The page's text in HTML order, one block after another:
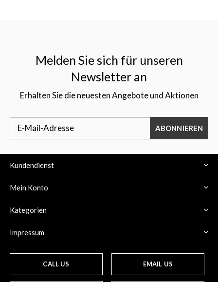
Melden Sie sich für unseren
Newsletter an
Erhalten Sie die neuesten Angebote und Aktionen
ABONNIEREN
Kundendienst
Mein Konto
Kategorien
Impressum
CALL US EMAIL US